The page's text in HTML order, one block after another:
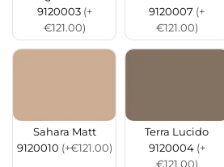
9120003 (+
€121.00)
9120007 (+
€121.00)
Sahara Matt
9120010 (+€121.00)
Terra Lucido
9120004 (+
€121.00)